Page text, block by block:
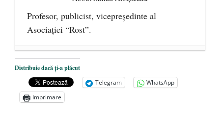
Profesor, publicist, vicepreşedinte al
Asociaţiei “Rost”.
Până când?
Năzdrăvăniile ”sultanului” Erdogan - 12
ianuarie 2020
Ce ne arată Iranul astăzi?
Distribuie dacă ți-a plăcut
Telegram
WhatsApp
Imprimare